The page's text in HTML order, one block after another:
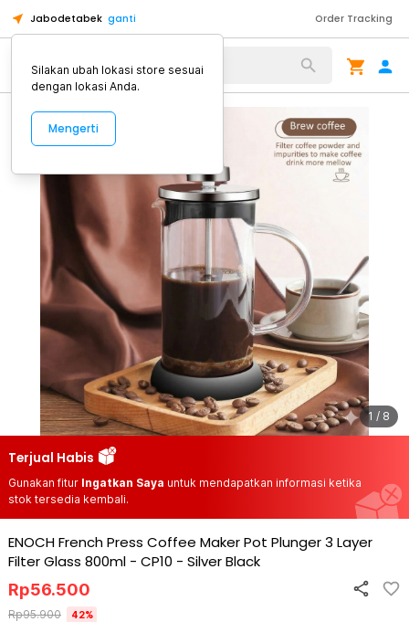
Jabodetabek ganti Order Tracking
Alat Kopi
1 / 8
Terjual Habis
Gunakan fitur Ingatkan Saya untuk mendapatkan informasi ketika
stok tersedia kembali.
ENOCH French Press Coffee Maker Pot Plunger 3 Layer
Filter Glass 800ml - CP10 - Silver Black
Rp56.500
Rp95.900 42%
Silakan ubah lokasi store sesuai
dengan lokasi Anda.
Mengerti